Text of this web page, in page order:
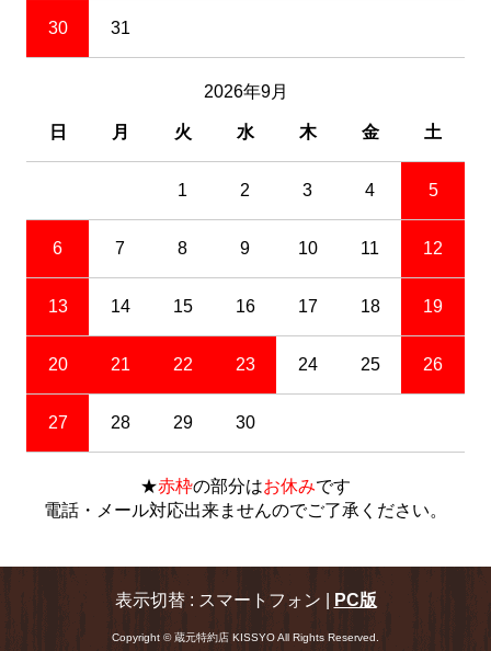
30 31
2026年9月
日 月 火 水 木 金 土
1 2 3 4 5
6 7 8 9 10 11 12
13 14 15 16 17 18 19
20 21 22 23 24 25 26
27 28 29 30
★赤枠の部分はお休みです
電話・メール対応出来ませんのでご了承ください。
表示切替 : スマートフォン | PC版
Copyright © 蔵元特約店 KISSYO All Rights Reserved.